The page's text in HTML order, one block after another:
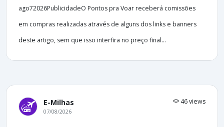
ago72026PublicidadeO Pontos pra Voar receberá comissões
em compras realizadas através de alguns dos links e banners
deste artigo, sem que isso interfira no preço final...
E-Milhas 46 views
07/08/2026